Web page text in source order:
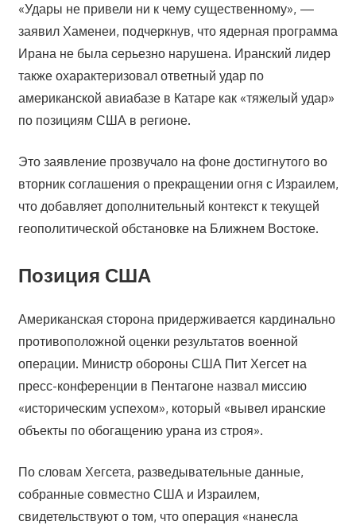
«Удары не привели ни к чему существенному», —
заявил Хаменеи, подчеркнув, что ядерная программа
Ирана не была серьезно нарушена. Иранский лидер
также охарактеризовал ответный удар по
американской авиабазе в Катаре как «тяжелый удар»
по позициям США в регионе.
Это заявление прозвучало на фоне достигнутого во
вторник соглашения о прекращении огня с Израилем,
что добавляет дополнительный контекст к текущей
геополитической обстановке на Ближнем Востоке.
Позиция США
Американская сторона придерживается кардинально
противоположной оценки результатов военной
операции. Министр обороны США Пит Хегсет на
пресс-конференции в Пентагоне назвал миссию
«историческим успехом», который «вывел иранские
объекты по обогащению урана из строя».
По словам Хегсета, разведывательные данные,
собранные совместно США и Израилем,
свидетельствуют о том, что операция «нанесла